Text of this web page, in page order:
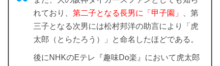
れており、 第二子となる長男に「甲子園」
、第
三子となる次男には松村邦洋の助言により
「虎
太郎（とらたろう）」
と命名したほどである。
後にNHKのEテレ『趣味Do楽』において虎太郎